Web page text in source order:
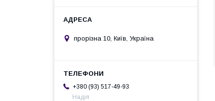
прорізна 10, Київ, Україна
+380 (93) 517-49-93
Надія